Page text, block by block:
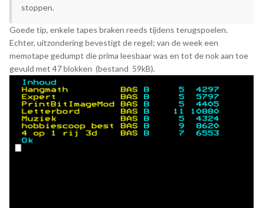
stoppen.
Goede tip, enkele tapes braken reeds tijdens terugspoelen.
Echter, uitzondering bevestigt de regel; van de week een
memotape gedumpt die prima leesbaar was en tot de nok aan toe
gevuld met 47 blokken (bestand 59kB).